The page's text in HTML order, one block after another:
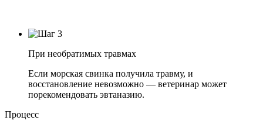
При необратимых травмах
Если морская свинка получила травму, и
восстановление невозможно — ветеринар может
порекомендовать эвтаназию.
Процесс